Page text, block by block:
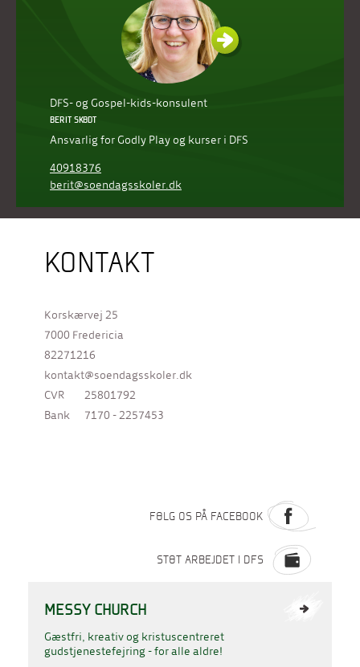
DFS- og Gospel-kids-konsulent
BERIT SKØDT
Ansvarlig for Godly Play og kurser i DFS
40918376
berit@soendagsskoler.dk
KONTAKT
Korskærvej 25
7000 Fredericia
82271216
kontakt@soendagsskoler.dk
CVR
25801792
Bank
7170 - 2257453
FØLG OS PÅ FACEBOOK
STØT ARBEJDET I DFS
MESSY CHURCH
Gæstfri, kreativ og kristuscentreret
gudstjenestefejring - for alle aldre!